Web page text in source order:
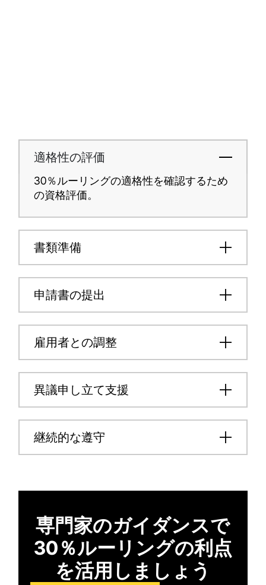
適格性の評価
30％ルーリングの適格性を確認するため
の資格評価。
書類準備
申請書の提出
雇用者との調整
異議申し立て支援
継続的な遵守
専門家のガイダンスで
30％ルーリングの利点
を活用しましょう